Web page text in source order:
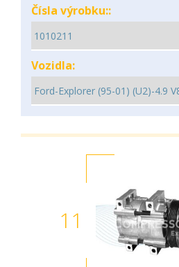
Čísla výrobku::
Vozidla:
11